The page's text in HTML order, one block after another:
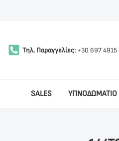
Τηλ. Παραγγελίες: +30 697 4915
SALES ΥΠΝΟΔΩΜΑΤΙΟ